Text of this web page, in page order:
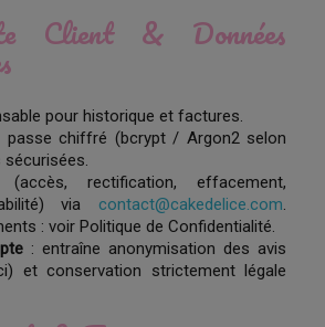
Client & Données
pour historique et factures.
passe chiffré (bcrypt / Argon2 selon
rectification, effacement,
via contact@cakedelice.com.
: voir Politique de Confidentialité.
: entraîne anonymisation des avis
et conservation strictement légale